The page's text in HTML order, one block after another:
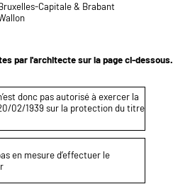
Capitale & Brabant
par l'architecte sur la page ci-dessous.
donc pas autorisé à exercer la
02/1939 sur la protection du titre
en mesure d’effectuer le